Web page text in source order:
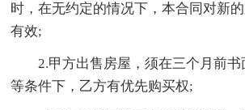
时，在无约定的情况下，本合同对新
有效;
2.甲方出售房屋，须在三个月前书
等条件下，乙方有优先购买权;